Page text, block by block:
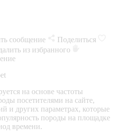
сообщение
Поделиться
из избранного
на основе частоты
посетителями на сайте,
и других параметрах, которые
породы на площадке
времени.